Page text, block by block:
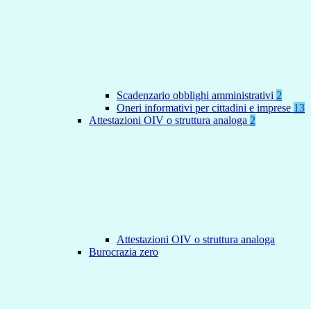
Scadenzario obblighi amministrativi 2
Oneri informativi per cittadini e imprese 13
Attestazioni OIV o struttura analoga 2
Attestazioni OIV o struttura analoga
Burocrazia zero